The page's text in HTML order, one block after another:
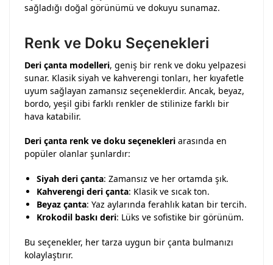
sağladığı doğal görünümü ve dokuyu sunamaz.
Renk ve Doku Seçenekleri
Deri çanta modelleri, geniş bir renk ve doku yelpazesi
sunar. Klasik siyah ve kahverengi tonları, her kıyafetle
uyum sağlayan zamansız seçeneklerdir. Ancak, beyaz,
bordo, yeşil gibi farklı renkler de stilinize farklı bir
hava katabilir.
Deri çanta renk ve doku seçenekleri arasında en
popüler olanlar şunlardır:
Siyah deri çanta: Zamansız ve her ortamda şık.
Kahverengi deri çanta: Klasik ve sıcak ton.
Beyaz çanta: Yaz aylarında ferahlık katan bir tercih.
Krokodil baskı deri: Lüks ve sofistike bir görünüm.
Bu seçenekler, her tarza uygun bir çanta bulmanızı
kolaylaştırır.